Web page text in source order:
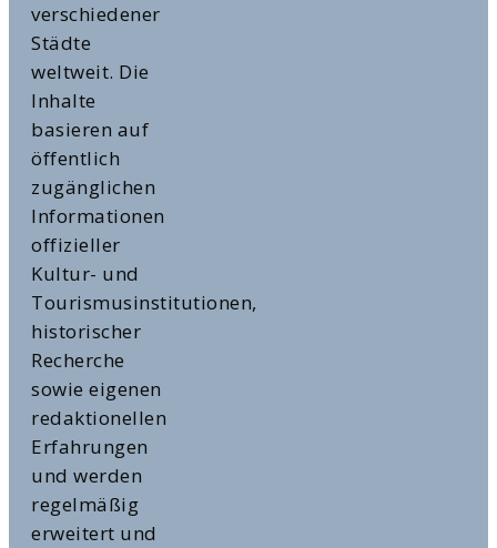
verschiedener
Städte
weltweit. Die
Inhalte
basieren auf
öffentlich
zugänglichen
Informationen
offizieller
Kultur- und
Tourismusinstitutionen,
historischer
Recherche
sowie eigenen
redaktionellen
Erfahrungen
und werden
regelmäßig
erweitert und